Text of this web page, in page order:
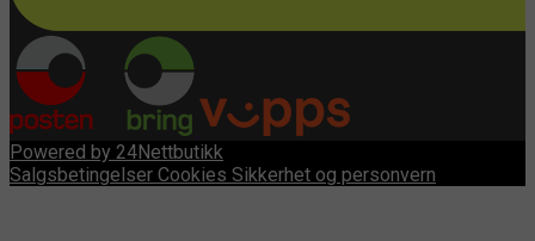
Powered by 24Nettbutikk
Salgsbetingelser Cookies Sikkerhet og personvern